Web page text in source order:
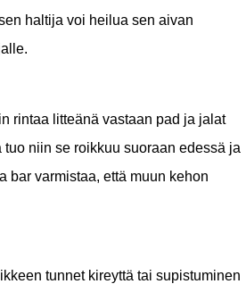
haltija voi heilua sen aivan
rintaa litteänä vastaan ​​pad ja jalat
niin se roikkuu suoraan edessä ja
bar varmistaa, että muun kehon
tunnet kireyttä tai supistuminen